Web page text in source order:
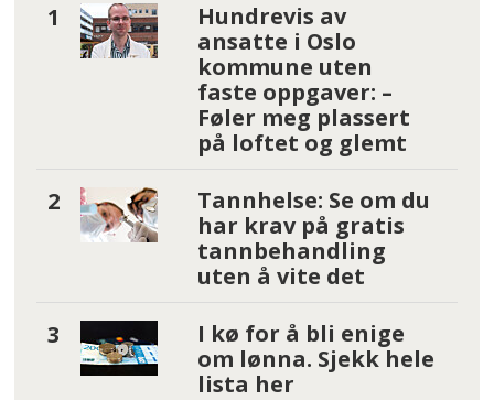
Hundrevis av
ansatte i Oslo
kommune uten
faste oppgaver: –
Føler meg plassert
på loftet og glemt
Tannhelse: Se om du
har krav på gratis
tannbehandling
uten å vite det
I kø for å bli enige
om lønna. Sjekk hele
lista her